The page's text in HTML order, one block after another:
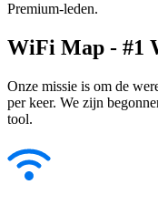
Premium-leden.
WiFi Map - #1
Onze missie is om de
per keer. We zijn
tool.